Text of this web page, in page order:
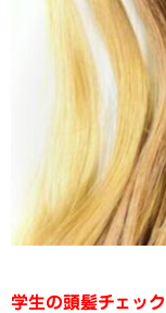
学生の頭髪チェック